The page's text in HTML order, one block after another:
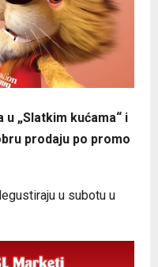
„Slatkim kućama“ i
prodaju po promo
u subotu u